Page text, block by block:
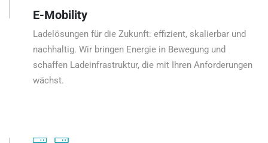
E-Mobility
Ladelösungen für die Zukunft: effizient, skalierbar und
nachhaltig. Wir bringen Energie in Bewegung und
schaffen Ladeinfrastruktur, die mit Ihren Anforderungen
wächst.